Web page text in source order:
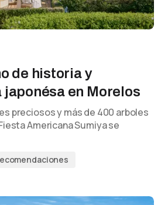
de historia y
en Morelos
preciosos y más de 400 arboles
Americana Sumiya se